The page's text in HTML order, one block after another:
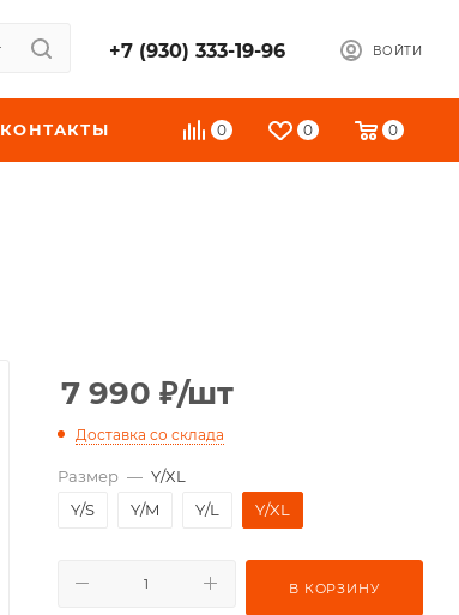
+7 (930) 333-19-96 ВОЙТИ
0 0 0
КОНТАКТЫ
7 990 ₽/шт
Доставка со склада
Размер — Y/XL
Y/S
Y/M Y/L Y/XL
В КОРЗИНУ